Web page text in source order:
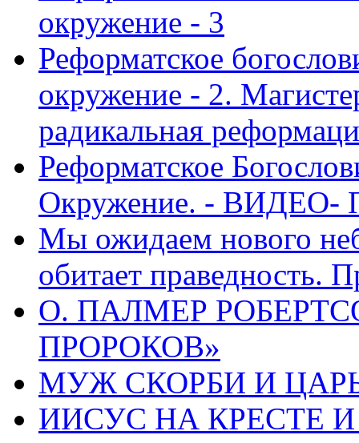
окружение - 3
Реформатское
окружение - 2.
радикальная
Реформатское
Окружение. - ВИДЕО-
Мы ожидаем нового
обитает праведность.
О. ПАЛМЕР
ПРОРОКОВ»
МУЖ СКОРБИ И ЦАРЬ
ИИСУС НА КРЕСТЕ